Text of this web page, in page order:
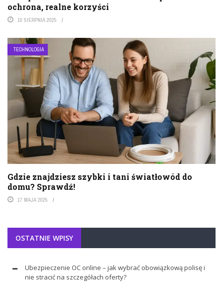
ochrona, realne korzyści
10 SIERPNIA 2025
TECHNOLOGIA
Gdzie znajdziesz szybki i tani światłowód do
domu? Sprawdź!
17 MAJA 2025
OSTATNIE WPISY
Ubezpieczenie OC online – jak wybrać obowiązkową polisę i
nie stracić na szczegółach oferty?